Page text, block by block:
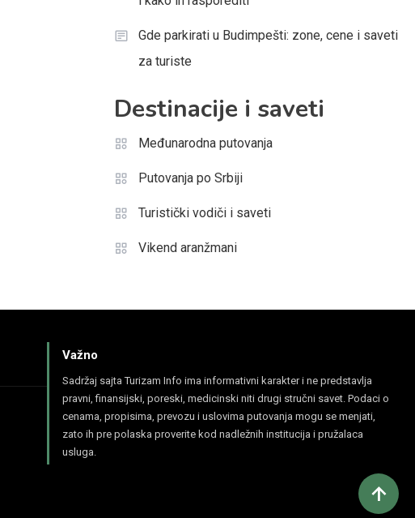
Gde parkirati u Budimpešti: zone, cene i saveti
za turiste
Destinacije i saveti
Međunarodna putovanja
Putovanja po Srbiji
Turistički vodiči i saveti
Vikend aranžmani
Važno
Sadržaj sajta Turizam Info ima informativni karakter i ne predstavlja
pravni, finansijski, poreski, medicinski niti drugi stručni savet. Podaci o
cenama, propisima, prevozu i uslovima putovanja mogu se menjati,
zato ih pre polaska proverite kod nadležnih institucija i pružalaca
usluga.